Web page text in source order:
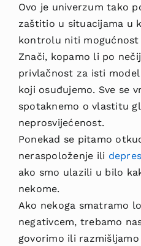
Ovo je univerzum tako
zaštitio u situacijama u
kontrolu niti mogućnost
Znači, kopamo li po
privlačnost za isti model
koji osuđujemo. Sve se
spotaknemo o vlastitu
neprosvijećenost.
Ponekad se pitamo
neraspoloženje ili
ako smo ulazili u bilo
nekome.
Ako nekoga smatramo
negativcem, trebamo
govorimo ili